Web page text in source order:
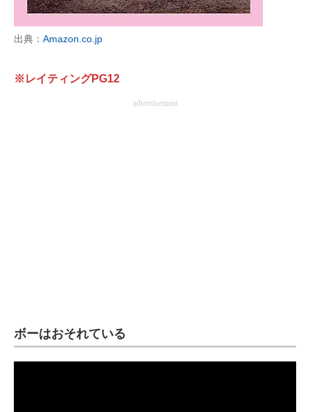
IT製品の技術・比較・事例
製造業のIT導入・活用を支援
出典： Amazon.co.jp
※レイティングPG12
advertisement
ボーはおそれている